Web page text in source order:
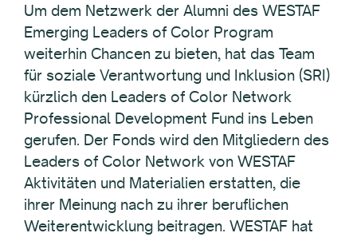
Um dem Netzwerk der Alumni des WESTAF
Emerging Leaders of Color Program
weiterhin Chancen zu bieten, hat das Team
für soziale Verantwortung und Inklusion (SRI)
kürzlich den Leaders of Color Network
Professional Development Fund ins Leben
gerufen. Der Fonds wird den Mitgliedern des
Leaders of Color Network von WESTAF
Aktivitäten und Materialien erstatten, die
ihrer Meinung nach zu ihrer beruflichen
Weiterentwicklung beitragen. WESTAF hat